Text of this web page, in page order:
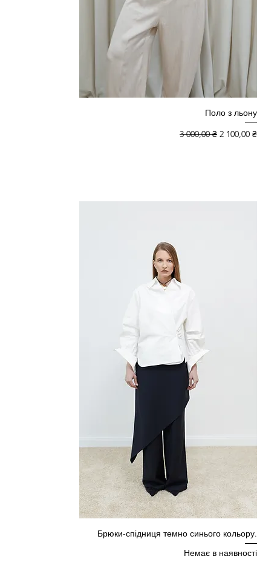
Поло з льону
Звичайна ціна
3 000,00 ₴ За розпродажем
2 100,00 ₴
Брюки-спідниця темно синього кольору.
Немає в наявності